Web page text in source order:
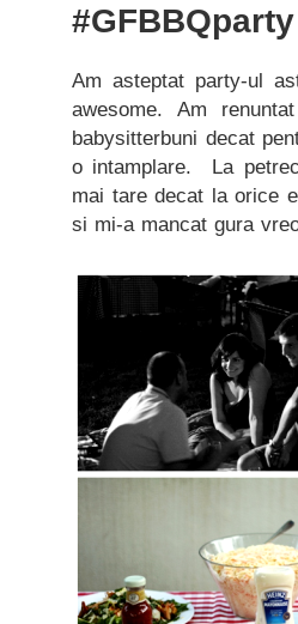
#GFBBQparty
Am asteptat party-ul
awesome. Am
babysitterbuni decat
o intamplare. La
mai tare decat la orice
si mi-a mancat gura